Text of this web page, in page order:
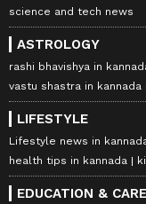
science and tech news
ASTROLOGY
rashi bhavishya in
vastu shastra in kannada
LIFESTYLE
Lifestyle news in
health tips in kannada
EDUCATION &